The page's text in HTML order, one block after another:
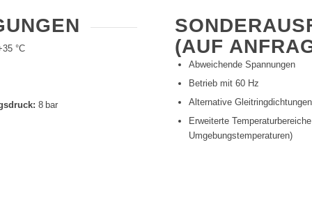
°C
8 bar
(AUF
Abweichende Spannungen
Betrieb mit 60 Hz
Alternative Gleitringdichtungen
Erweiterte
Umgebungstemperaturen)